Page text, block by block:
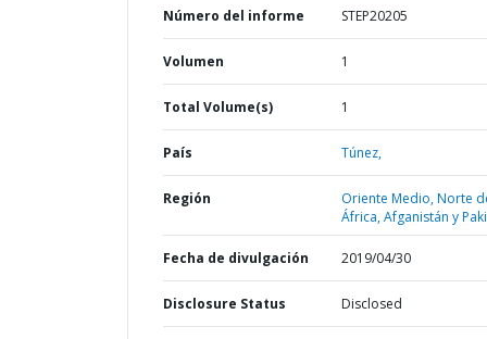
Número del informe STEP20205
Volumen 1
Total Volume(s) 1
País Túnez,
Región
Oriente Medio, Norte
África, Afganistán y
Fecha de divulgación 2019/04/30
Disclosure Status Disclosed